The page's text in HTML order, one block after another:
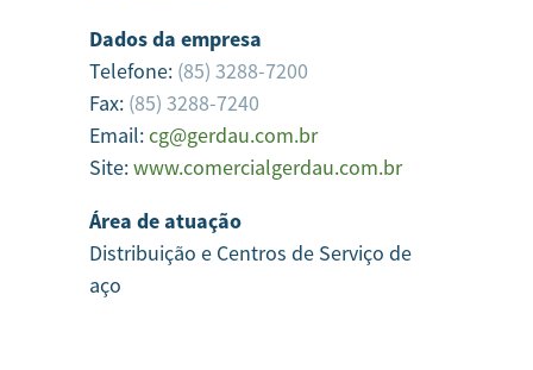
Dados da empresa
Telefone: (85) 3288-7200
Fax: (85) 3288-7240
Email:cg@gerdau.com.br
Site:www.comercialgerdau.com.br
Área de atuação
Distribuição e Centros de Serviço de
aço